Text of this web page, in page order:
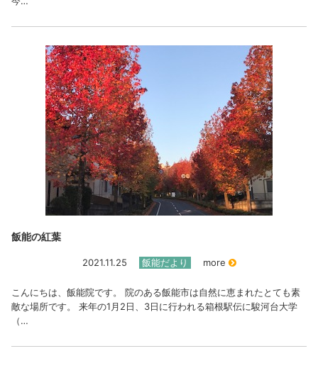
飯能の紅葉
2021.11.25 飯能だより more
こんにちは、飯能院です。 院のある飯能市は自然に恵まれたとても素
敵な場所です。 来年の1月2日、3日に行われる箱根駅伝に駿河台大学
（…